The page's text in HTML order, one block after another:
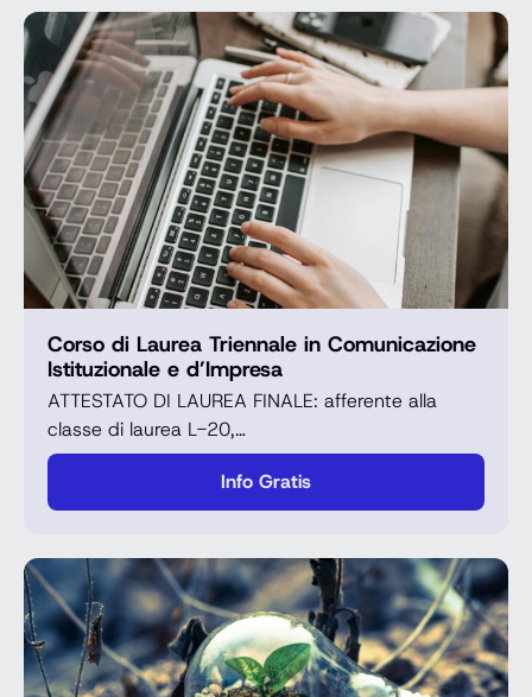
Corso di Laurea Triennale in Comunicazione
Istituzionale e d’Impresa
ATTESTATO DI LAUREA FINALE: afferente alla
classe di laurea L-20,…
Info Gratis